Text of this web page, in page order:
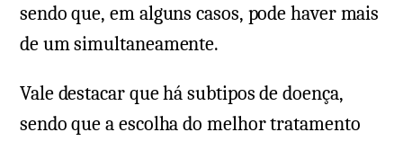
sendo que, em alguns casos, pode haver mais
de um simultaneamente.
Vale destacar que há subtipos de doença,
sendo que a escolha do melhor tratamento